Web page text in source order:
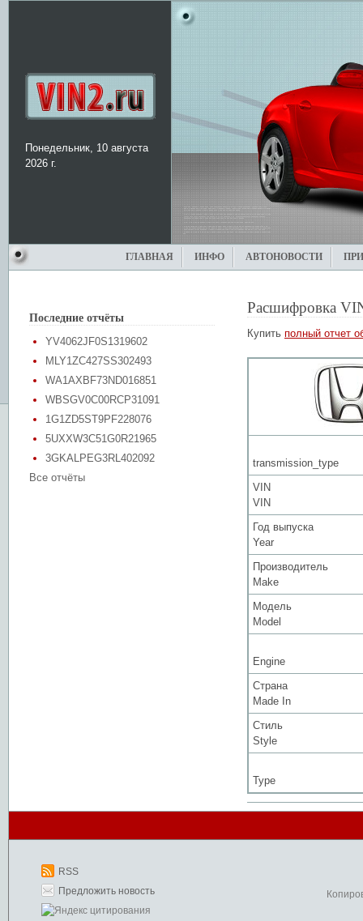
Понедельник, 10 августа
2026 г.
ГЛАВНАЯ ИНФО АВТОНОВОСТИ
Последние отчёты
YV4062JF0S1319602
MLY1ZC427SS302493
WA1AXBF73ND016851
WBSGV0C00RCP31091
1G1ZD5ST9PF228076
5UXXW3C51G0R21965
3GKALPEG3RL402092
Все отчёты
Расшифровка
Купить полный отчет
transmission_type
VIN
VIN
Год выпуска
Year
Производитель
Make
Модель
Model
Engine
Страна
Made In
Стиль
Style
Type
RSS
Предложить новость